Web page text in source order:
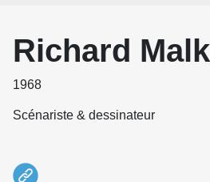
Richard
1968
Scénariste & dessinateur